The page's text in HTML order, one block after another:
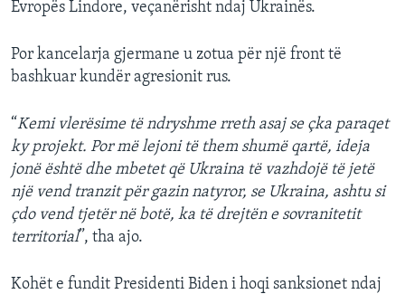
Evropës Lindore, veçanërisht ndaj Ukrainës.
Por kancelarja gjermane u zotua për një front të
bashkuar kundër agresionit rus.
“Kemi vlerësime të ndryshme rreth asaj se çka paraqet
ky projekt. Por më lejoni të them shumë qartë, ideja
jonë është dhe mbetet që Ukraina të vazhdojë të jetë
një vend tranzit për gazin natyror, se Ukraina, ashtu si
çdo vend tjetër në botë, ka të drejtën e sovranitetit
territorial”, tha ajo.
Kohët e fundit Presidenti Biden i hoqi sanksionet ndaj